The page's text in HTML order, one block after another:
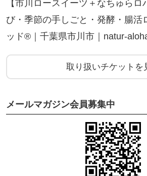
異なります
お車やバイクでご来場希望のか
の参加をご希望の方は
い。
【当日の流れ（対面レッスン）】
【市川ロースイーツ＋なちゅら
び・季節の手しごと・発酵・腸活
ッド®｜千葉県市川市｜natur-
取り扱いチケットを
メールマガジン会員募集中